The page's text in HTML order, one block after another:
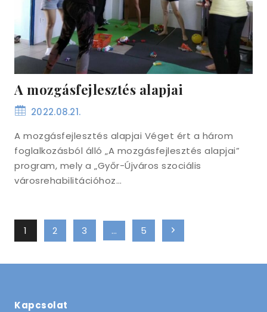
A mozgásfejlesztés alapjai
2022.08.21.
A mozgásfejlesztés alapjai Véget ért a három
foglalkozásból álló „A mozgásfejlesztés alapjai”
program, mely a „Győr-Újváros szociális
városrehabilitációhoz…
Page
navigation
1 2 3 … 5
Next
Kapcsolat